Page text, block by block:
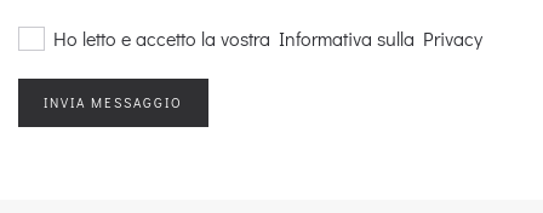
Ho letto e accetto la vostra Informativa sulla Privacy